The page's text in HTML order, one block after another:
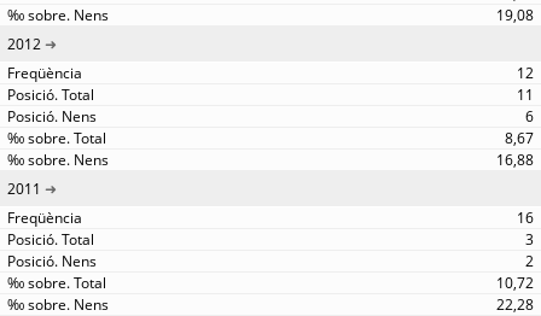
19,08
2012
12
11
6
8,67
16,88
2011
16
3
2
10,72
22,28